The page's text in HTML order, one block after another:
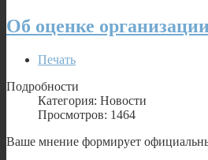
Об оценке организации
Печать
Подробности
Категория: Новости
Просмотров: 1464
Ваше мнение формирует